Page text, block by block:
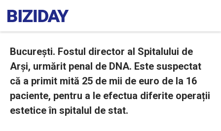
București. Fostul director al Spitalului de
Arși, urmărit penal de DNA. Este suspectat
că a primit mită 25 de mii de euro de la 16
paciente, pentru a le efectua diferite operații
estetice în spitalul de stat.